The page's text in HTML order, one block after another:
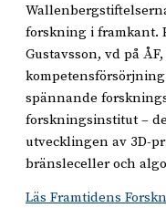
forskning i framkant.
Gustavsson, vd på
spännande
forskningsinstitut –
utvecklingen av 3D-
bränsleceller och
Läs Framtidens